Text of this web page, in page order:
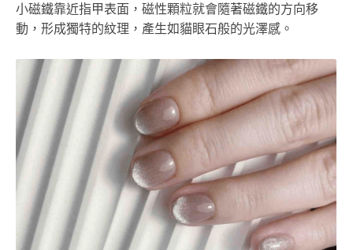
小磁鐵靠近指甲表面，磁性顆粒就會隨著磁鐵的方向移
動，形成獨特的紋理，產生如貓眼石般的光澤感。